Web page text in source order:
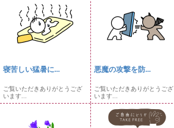
寝苦しい猛暑に...
ご覧いただきありがとうござ
います...
悪魔の攻撃を防...
ご覧いただきありがとうござ
います...